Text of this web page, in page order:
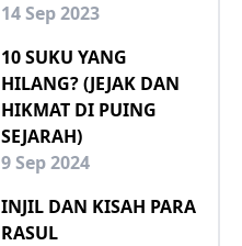
14 Sep 2023
10 SUKU YANG
HILANG? (JEJAK DAN
HIKMAT DI PUING
SEJARAH)
9 Sep 2024
INJIL DAN KISAH PARA
RASUL